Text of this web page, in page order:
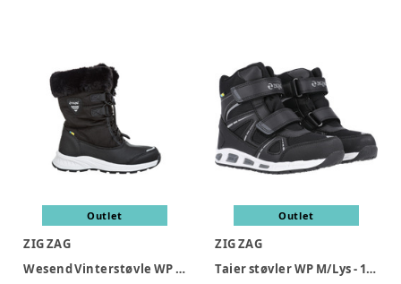
Outlet
ZIG ZAG
Wesend Vinterstøvle WP - 1001A
Outlet
ZIG ZAG
Taier støvler WP M/Lys - 1001